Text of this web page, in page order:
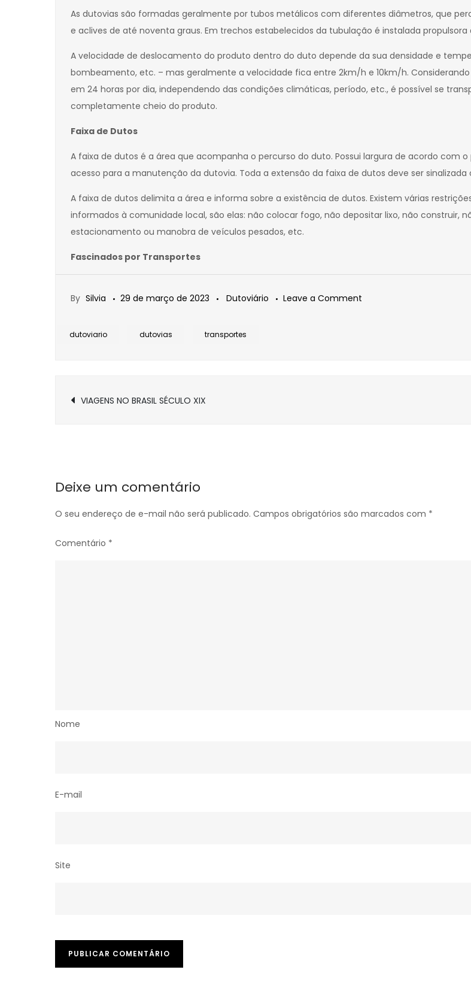
As dutovias são formadas geralmente por tubos metálicos com diferentes diâmetros, que
e aclives de até noventa graus. Em trechos estabelecidos da tubulação é instalada
A velocidade de deslocamento do produto dentro do duto depende da sua densidade e
bombeamento, etc. – mas geralmente a velocidade fica entre 2km/h e 10km/h.
em 24 horas por dia, independendo das condições climáticas, período, etc., é possível se
completamente cheio do produto.
Faixa de Dutos
A faixa de dutos é a área que acompanha o percurso do duto. Possui largura de acordo com
acesso para a manutenção da dutovia. Toda a extensão da faixa de dutos deve ser
A faixa de dutos delimita a área e informa sobre a existência de dutos. Existem várias
informados à comunidade local, são elas: não colocar fogo, não depositar lixo, não construir,
estacionamento ou manobra de veículos pesados, etc.
Fascinados por Transportes
By Silvia 29 de março de 2023 Dutoviário Leave a Comment
dutoviario dutovias transportes
Navegação
VIAGENS NO BRASIL SÉCULO XIX
Deixe um comentário
O seu endereço de e-mail não será publicado. Campos obrigatórios são marcados com *
Comentário *
Nome
E-mail
Site